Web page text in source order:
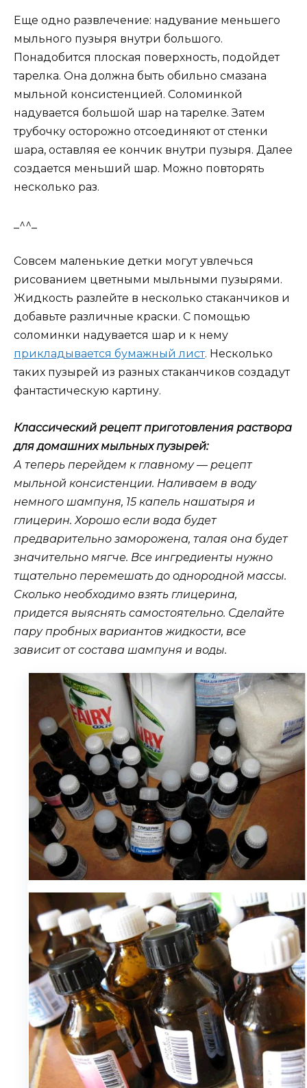
Еще одно развлечение: надувание меньшего
мыльного пузыря внутри большого.
Понадобится плоская поверхность, подойдет
тарелка. Она должна быть обильно смазана
мыльной консистенцией. Соломинкой
надувается большой шар на тарелке. Затем
трубочку осторожно отсоединяют от стенки
шара, оставляя ее кончик внутри пузыря. Далее
создается меньший шар. Можно повторять
несколько раз.
_^^_
Совсем маленькие детки могут увлечься
рисованием цветными мыльными пузырями.
Жидкость разлейте в несколько стаканчиков и
добавьте различные краски. С помощью
соломинки надувается шар и к нему
прикладывается бумажный лист. Несколько
таких пузырей из разных стаканчиков создадут
фантастическую картину.
Классический рецепт приготовления раствора
для домашних мыльных пузырей:
А теперь перейдем к главному — рецепт
мыльной консистенции. Наливаем в воду
немного шампуня, 15 капель нашатыря и
глицерин. Хорошо если вода будет
предварительно заморожена, талая она будет
значительно мягче. Все ингредиенты нужно
тщательно перемешать до однородной массы.
Сколько необходимо взять глицерина,
придется выяснять самостоятельно. Сделайте
пару пробных вариантов жидкости, все
зависит от состава шампуня и воды.